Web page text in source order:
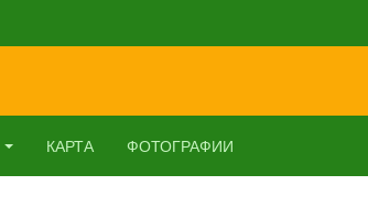
КАРТА ФОТОГРАФИИ